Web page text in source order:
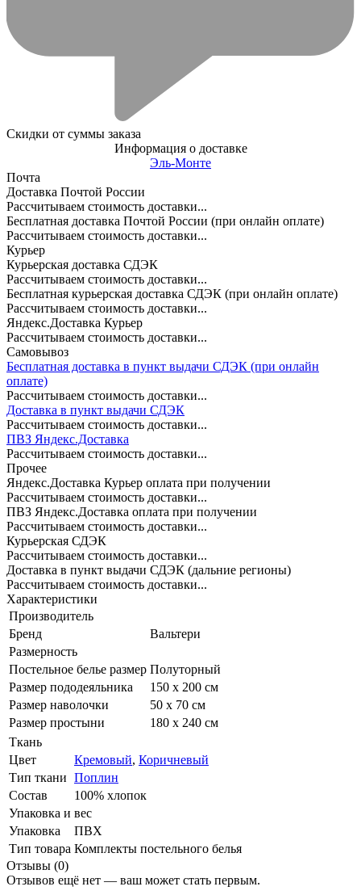
Скидки от суммы заказа
Информация о доставке
Эль-Монте
Почта
Доставка Почтой России
Рассчитываем стоимость доставки...
Бесплатная доставка Почтой России (при онлайн оплате)
Рассчитываем стоимость доставки...
Курьер
Курьерская доставка СДЭК
Рассчитываем стоимость доставки...
Бесплатная курьерская доставка СДЭК (при онлайн оплате)
Рассчитываем стоимость доставки...
Яндекс.Доставка Курьер
Рассчитываем стоимость доставки...
Самовывоз
Бесплатная доставка в пункт выдачи СДЭК (при онлайн
оплате)
Рассчитываем стоимость доставки...
Доставка в пункт выдачи СДЭК
Рассчитываем стоимость доставки...
ПВЗ Яндекс.Доставка
Рассчитываем стоимость доставки...
Прочее
Яндекс.Доставка Курьер оплата при получении
Рассчитываем стоимость доставки...
ПВЗ Яндекс.Доставка оплата при получении
Рассчитываем стоимость доставки...
Курьерская СДЭК
Рассчитываем стоимость доставки...
Доставка в пункт выдачи СДЭК (дальние регионы)
Рассчитываем стоимость доставки...
Характеристики
Производитель
Бренд
Вальтери
Размерность
Постельное белье размер Полуторный
Размер пододеяльника
150 х 200 см
Размер наволочки
50 х 70 см
Размер простыни
180 х 240 см
Ткань
Цвет
Кремовый, Коричневый
Тип ткани Поплин
Состав
100% хлопок
Упаковка и вес
Упаковка
ПВХ
Тип товара Комплекты постельного белья
Отзывы (0)
Отзывов ещё нет — ваш может стать первым.